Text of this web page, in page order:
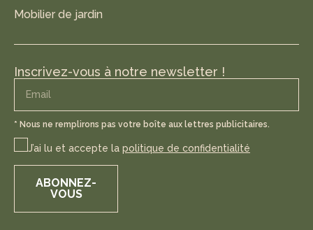
Mobilier de jardin
Inscrivez-vous à notre newsletter !
* Nous ne remplirons pas votre boîte aux lettres publicitaires.
J’ai lu et accepte la politique de confidentialité
ABONNEZ-
VOUS